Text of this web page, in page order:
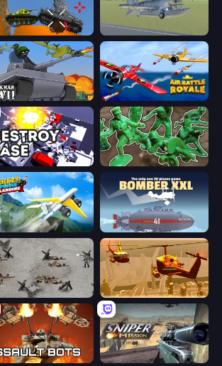
Glory 3D Flight Simulator
WW2 Air Battle Royale: Sky Blitz
Base Soldiers - Capture and Control!
Plane Landing Bomber XXL
1944 Seek and Destroy
Bots Sniper Mission